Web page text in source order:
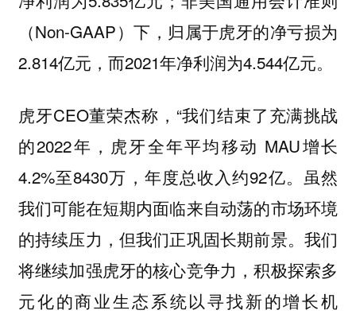
（Non-GAAP）下，归属于虎牙的净亏损为
2.814亿元，而2021年净利润为4.544亿元。
虎牙CEO董荣杰称，“我们结束了充满挑战
的2022年，虎牙全年平均移动 MAU增长
4.2%至8430万，年度总收入约92亿。虽然
我们可能在短期内面临来自动荡的市场环境
的持续压力，但我们正巩固长期前景。我们
将继续加强虎牙的核心竞争力，积极探索多
元化的商业生态系统以寻找新的增长机